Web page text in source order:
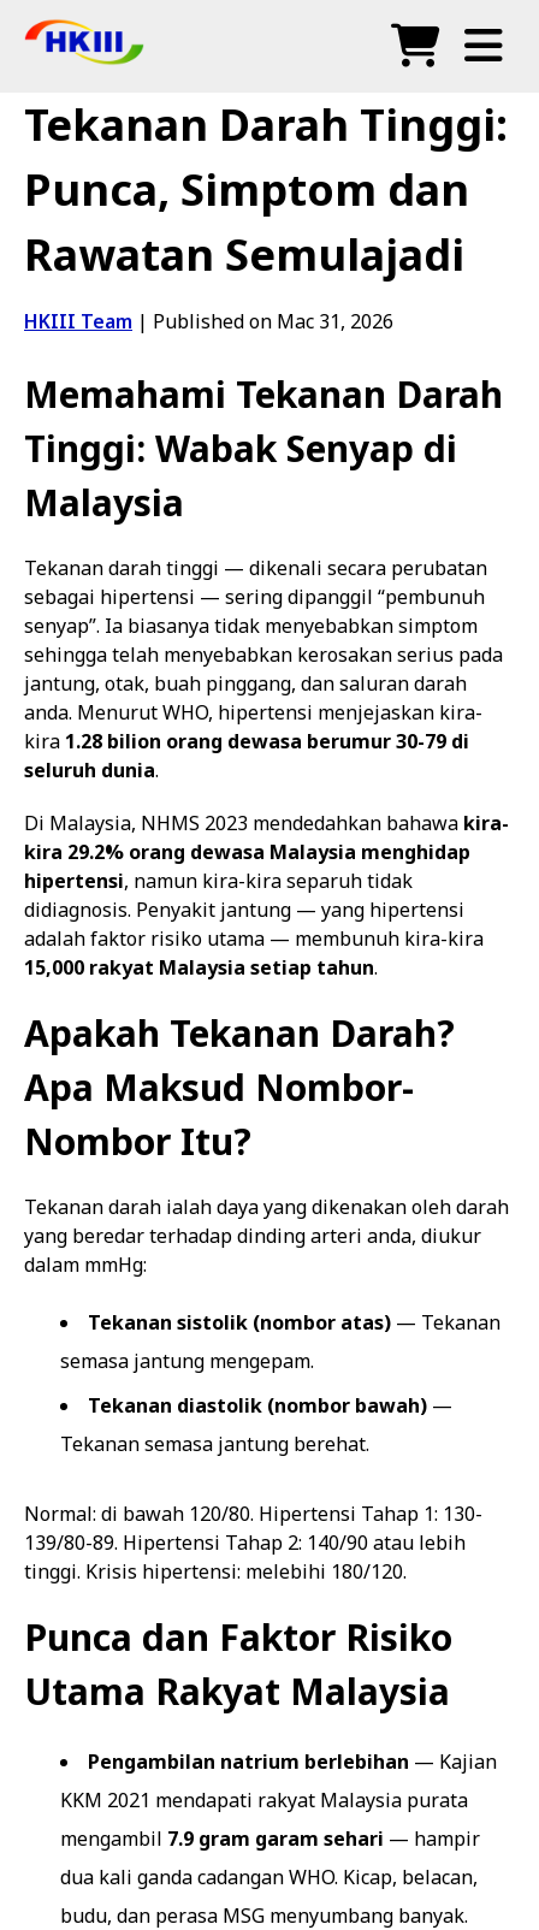
Soalan Lazim
Blog
Agen Sah
Kedai
Tekanan Darah Tinggi:
Punca, Simptom dan
Rawatan Semulajadi
HKIII Team | Published on Mac 31, 2026
Memahami Tekanan Darah
Tinggi: Wabak Senyap di
Malaysia
Tekanan darah tinggi — dikenali secara perubatan
sebagai hipertensi — sering dipanggil “pembunuh
senyap”. Ia biasanya tidak menyebabkan simptom
sehingga telah menyebabkan kerosakan serius pada
jantung, otak, buah pinggang, dan saluran darah
anda. Menurut WHO, hipertensi menjejaskan kira-
kira 1.28 bilion orang dewasa berumur 30-79 di
seluruh dunia.
Di Malaysia, NHMS 2023 mendedahkan bahawa kira-
kira 29.2% orang dewasa Malaysia menghidap
hipertensi, namun kira-kira separuh tidak
didiagnosis. Penyakit jantung — yang hipertensi
adalah faktor risiko utama — membunuh kira-kira
15,000 rakyat Malaysia setiap tahun.
Apakah Tekanan Darah?
Apa Maksud Nombor-
Nombor Itu?
Tekanan darah ialah daya yang dikenakan oleh darah
yang beredar terhadap dinding arteri anda, diukur
dalam mmHg:
Tekanan sistolik (nombor atas) — Tekanan
semasa jantung mengepam.
Tekanan diastolik (nombor bawah) —
Tekanan semasa jantung berehat.
Normal: di bawah 120/80. Hipertensi Tahap 1: 130-
139/80-89. Hipertensi Tahap 2: 140/90 atau lebih
tinggi. Krisis hipertensi: melebihi 180/120.
Punca dan Faktor Risiko
Utama Rakyat Malaysia
Pengambilan natrium berlebihan — Kajian
KKM 2021 mendapati rakyat Malaysia purata
mengambil 7.9 gram garam sehari — hampir
dua kali ganda cadangan WHO. Kicap, belacan,
budu, dan perasa MSG menyumbang banyak.